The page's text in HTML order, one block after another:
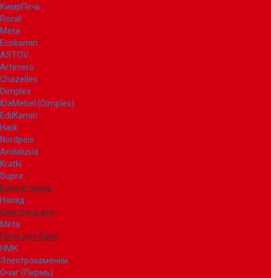
КимрПечь
Rocal
Meta
Ecokamin
ASTOV
Artevero
Chazelles
Dimplex
IDaMebel (Dimplex)
EdilKamin
Hark
Nordpeis
Andalusia
Kratki
Supra
Баня и сауна
Назад
Смотреть все
Meta
Печи для бани
НМК
Электрокаменки
Очаг (Пермь)